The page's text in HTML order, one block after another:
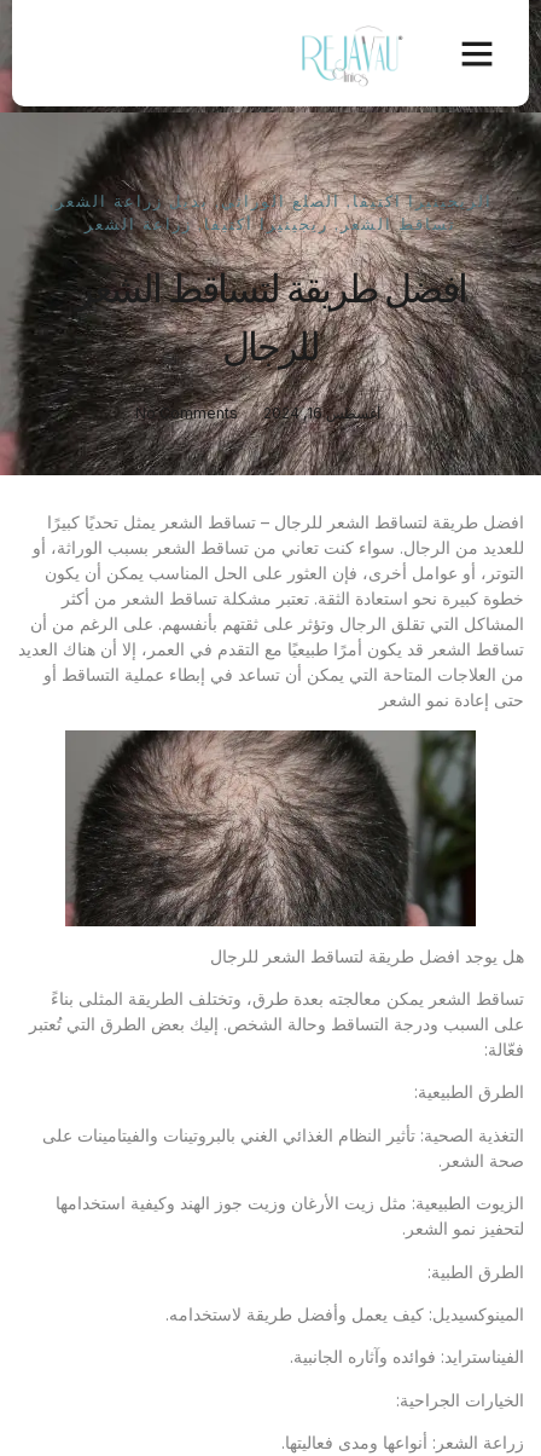
الريجينيرا اكتيفا,الصلع الوراثي,بديل زراعة الشعر,
تساقط الشعر,ريجينيرا أكتيفا,زراعة الشعر
افضل طريقة لتساقط الشعر
للرجال
أغسطس 16, 2024 No Comments
افضل طريقة لتساقط الشعر للرجال – تساقط الشعر يمثل تحديًا كبيرًا
للعديد من الرجال. سواء كنت تعاني من تساقط الشعر بسبب الوراثة، أو
التوتر، أو عوامل أخرى، فإن العثور على الحل المناسب يمكن أن يكون
خطوة كبيرة نحو استعادة الثقة. تعتبر مشكلة تساقط الشعر من أكثر
المشاكل التي تقلق الرجال وتؤثر على ثقتهم بأنفسهم. على الرغم من أن
تساقط الشعر قد يكون أمرًا طبيعيًا مع التقدم في العمر، إلا أن هناك العديد
من العلاجات المتاحة التي يمكن أن تساعد في إبطاء عملية التساقط أو
حتى إعادة نمو الشعر
هل يوجد افضل طريقة لتساقط الشعر للرجال
تساقط الشعر يمكن معالجته بعدة طرق، وتختلف الطريقة المثلى بناءً
على السبب ودرجة التساقط وحالة الشخص. إليك بعض الطرق التي تُعتبر
فعّالة:
الطرق الطبيعية:
التغذية الصحية: تأثير النظام الغذائي الغني بالبروتينات والفيتامينات على
صحة الشعر.
الزيوت الطبيعية: مثل زيت الأرغان وزيت جوز الهند وكيفية استخدامها
لتحفيز نمو الشعر.
الطرق الطبية:
المينوكسيديل: كيف يعمل وأفضل طريقة لاستخدامه.
الفيناسترايد: فوائده وآثاره الجانبية.
الخيارات الجراحية:
زراعة الشعر: أنواعها ومدى فعاليتها.